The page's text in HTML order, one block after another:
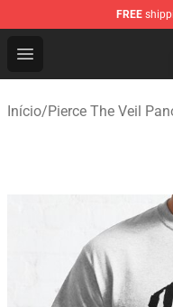
FREE
Open menu
Pierce The Veil
Início/Pierce The Veil